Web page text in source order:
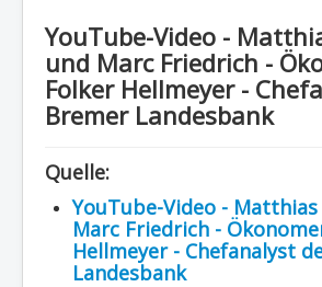
H A U P T M E N Ü
EUREGIO - Inhalte
KULTUR
WISSEN - aktuell
Region - BBSifi
Verlag
YouTube-Video -
und Marc Friedrich -
Folker Hellmeyer -
Bremer Landesbank
Quelle:
YouTube-Video -
Marc Friedrich -
Hellmeyer - Chefanalyst
Landesbank